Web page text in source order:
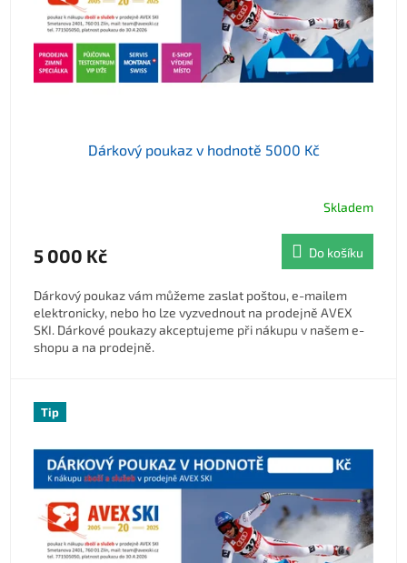
Dárkový poukaz v hodnotě 5000 Kč
Skladem
5 000 Kč Do košíku
Dárkový poukaz vám můžeme zaslat poštou, e-mailem
elektronicky, nebo ho lze vyzvednout na prodejně AVEX
SKI. Dárkové poukazy akceptujeme při nákupu v našem e-
shopu a na prodejně.
Tip